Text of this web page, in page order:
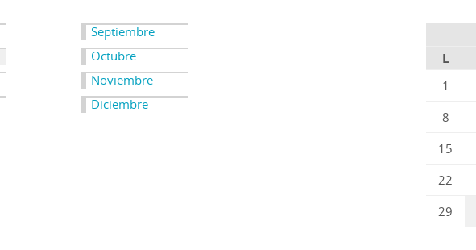
Septiembre
Octubre
Noviembre
Diciembre
L
1
8
15
22
29